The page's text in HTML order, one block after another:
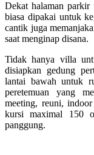
Dekat halaman parkir
biasa dipakai untuk
cantik juga
saat menginap disana.
Tidak hanya villa
disiapkan gedung
lantai bawah untuk
peretemuan yang
meeting, reuni,
kursi maximal 150
panggung.